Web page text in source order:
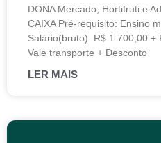
DONA Mercado, Hortifruti e
CAIXA Pré-requisito: Ensino
Salário(bruto): R$ 1.700,00
Vale transporte + Desconto
LER MAIS